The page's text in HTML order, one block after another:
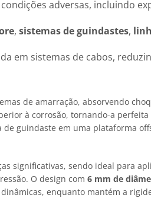
adversas, incluindo
, sistemas de guindastes,
em sistemas de cabos,
de amarração, absorvendo
à corrosão, tornando-a
guindaste em uma plataforma
significativas, sendo ideal para
O design com 6 mm de
enquanto mantém a